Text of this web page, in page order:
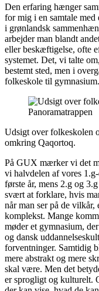
Den erfaring hænger
for mig i en samtale
i grønlandsk
arbejder man blandt
eller beskæftigelse, ofte
systemet. Det, vi talte
bestemt sted, men i
folkeskole til gymnasium.
Udsigt over folkeskolen
omkring Qaqortoq.
På GUX mærker vi det
vi halvdelen af vores
første år, mens 2.g og
svært at forklare, hvis
når man ser på de
komplekst. Mange
møder et gymnasium,
og dansk
forventninger. Samtidig
mere abstrakt og mere
skal være. Men det
er sprogligt og kulturelt.